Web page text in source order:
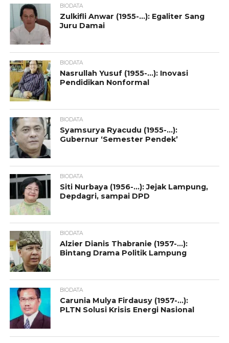
BIODATA
Zulkifli Anwar (1955-…): Egaliter Sang
Juru Damai
BIODATA
Nasrullah Yusuf (1955-…): Inovasi
Pendidikan Nonformal
BIODATA
Syamsurya Ryacudu (1955-…):
Gubernur ‘Semester Pendek’
BIODATA
Siti Nurbaya (1956-…): Jejak Lampung,
Depdagri, sampai DPD
BIODATA
Alzier Dianis Thabranie (1957-…):
Bintang Drama Politik Lampung
BIODATA
Carunia Mulya Firdausy (1957-…):
PLTN Solusi Krisis Energi Nasional